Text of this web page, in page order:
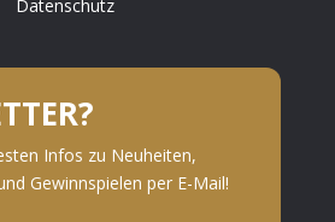
Datenschutz
Infos zu Neuheiten,
Gewinnspielen per E-Mail!